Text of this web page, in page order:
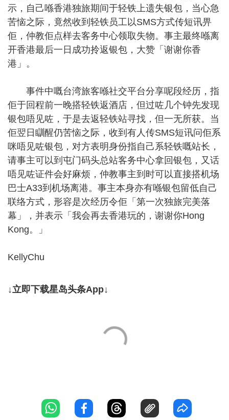
示，自己喺香港独旅期间于轻铁上遗失银包，当心急
苦恼之际，竟然收到轻铁员工以SMS方式传短讯畀
佢，仲教佢点样去客务中心领取失物。事主最终喺离
开香港最后一日成功拎返银包，大赞「谢谢你香
港」。
事件中嘅台湾旅客喺社交平台分享呢段经历，指
佢于回程前一晚搭轻铁返酒店，但过咗几个钟先发现
银包唔见咗，于是去返轻铁站寻找，但一无所获。当
佢翌日瞓醒仍苦恼之际，收到有人传SMS短讯问佢系
咪唔见咗银包，对方表明身份指自己系轻铁嘅站长，
请事主可以到屯门码头总站客务中心拿回银包，又话
唔见咗证件会好麻烦，仲教事主到时可以直接搭机场
巴士A33到机场离港。事主本身亦有喺银包留低自己
联络方式，形容是次经历令佢「第一次独旅完美落
幕」，并表示「我会再去香港玩的，谢谢你Hong
Kong。」
KellyChu
↓立即下载星岛头条App↓